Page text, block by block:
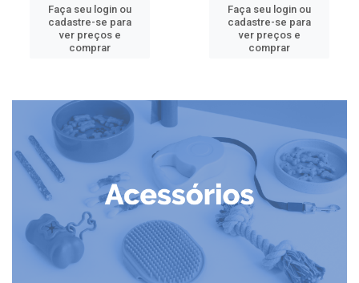
Faça seu login ou
cadastre-se para
ver preços e
comprar
Faça seu login ou
cadastre-se para
ver preços e
comprar